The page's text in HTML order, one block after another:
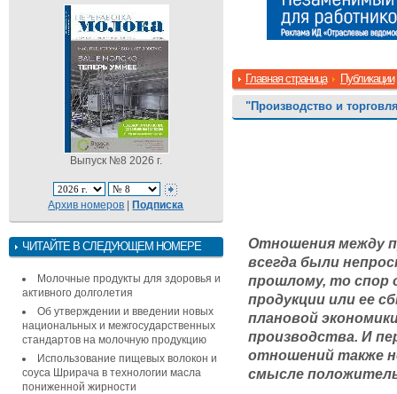
Выпуск №8 2026 г.
Архив номеров |Подписка
ЧИТАЙТЕ В СЛЕДУЮЩЕМ НОМЕРЕ
Молочные продукты для здоровья и
активного долголетия
Об утверждении и введении новых
национальных и межгосударственных
стандартов на молочную продукцию
Использование пищевых волокон и
соуса Шрирача в технологии масла
пониженной жирности
Главная страница Публикации
"Производство и
Отношения между
всегда были
прошлому, то спор
продукции или ее
плановой
производства. И
отношений также
смысле